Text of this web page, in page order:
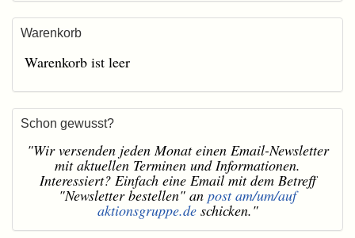
Warenkorb
Warenkorb ist leer
Schon gewusst?
"Wir versenden jeden Monat einen Email-Newsletter
mit aktuellen Terminen und Informationen.
Interessiert? Einfach eine Email mit dem Betreff
"Newsletter bestellen" an post am/um/auf
aktionsgruppe.deschicken."